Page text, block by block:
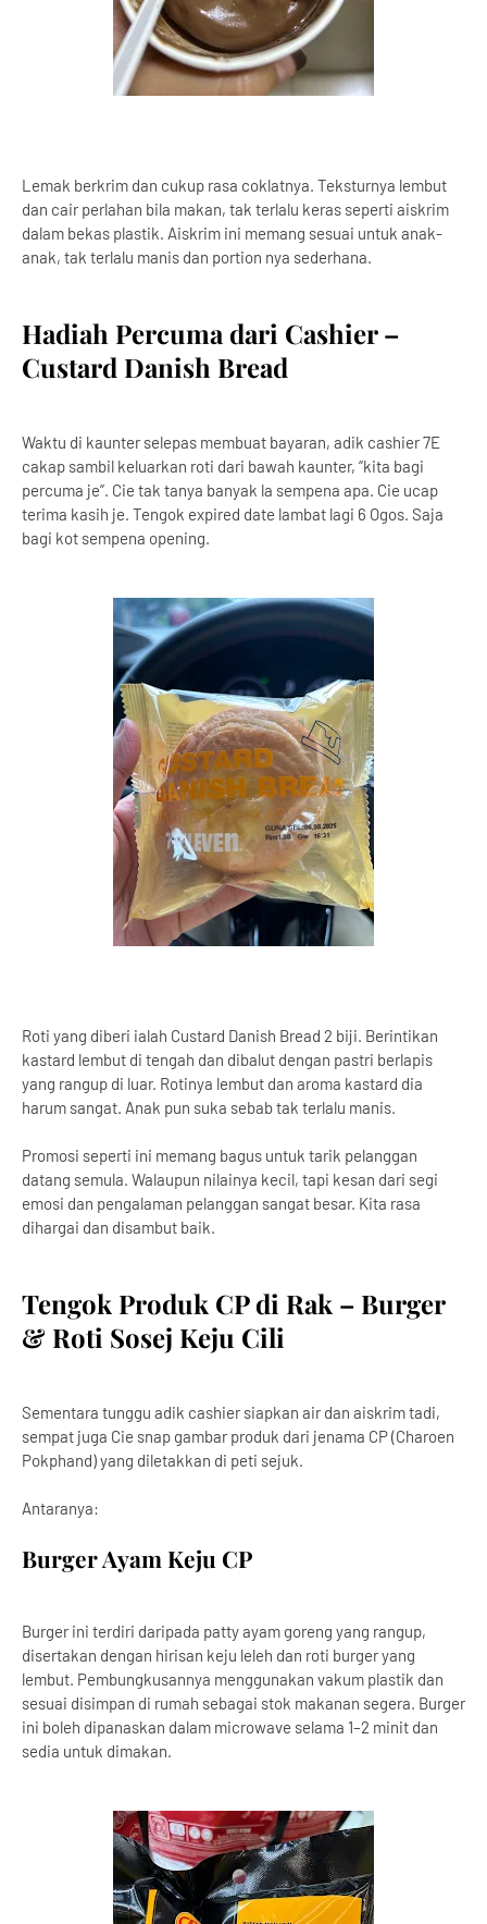
Lemak berkrim dan cukup rasa coklatnya. Teksturnya lembut
dan cair perlahan bila makan, tak terlalu keras seperti aiskrim
dalam bekas plastik. Aiskrim ini memang sesuai untuk anak-
anak, tak terlalu manis dan portion nya sederhana.
Hadiah Percuma dari Cashier –
Custard Danish Bread
Waktu di kaunter selepas membuat bayaran, adik cashier 7E
cakap sambil keluarkan roti dari bawah kaunter, “kita bagi
percuma je”. Cie tak tanya banyak la sempena apa. Cie ucap
terima kasih je. Tengok expired date lambat lagi 6 Ogos. Saja
bagi kot sempena opening.
Roti yang diberi ialah Custard Danish Bread 2 biji. Berintikan
kastard lembut di tengah dan dibalut dengan pastri berlapis
yang rangup di luar. Rotinya lembut dan aroma kastard dia
harum sangat. Anak pun suka sebab tak terlalu manis.
Promosi seperti ini memang bagus untuk tarik pelanggan
datang semula. Walaupun nilainya kecil, tapi kesan dari segi
emosi dan pengalaman pelanggan sangat besar. Kita rasa
dihargai dan disambut baik.
Tengok Produk CP di Rak – Burger
& Roti Sosej Keju Cili
Sementara tunggu adik cashier siapkan air dan aiskrim tadi,
sempat juga Cie snap gambar produk dari jenama CP (Charoen
Pokphand) yang diletakkan di peti sejuk.
Antaranya:
Burger Ayam Keju CP
Burger ini terdiri daripada patty ayam goreng yang rangup,
disertakan dengan hirisan keju leleh dan roti burger yang
lembut. Pembungkusannya menggunakan vakum plastik dan
sesuai disimpan di rumah sebagai stok makanan segera. Burger
ini boleh dipanaskan dalam microwave selama 1–2 minit dan
sedia untuk dimakan.